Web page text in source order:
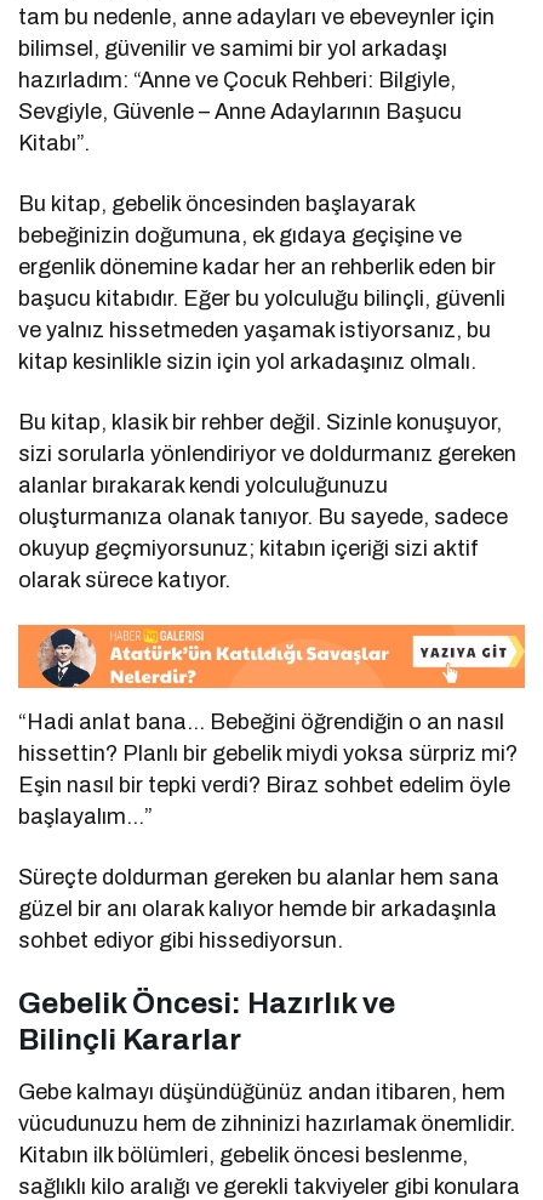
tam bu nedenle, anne adayları ve ebeveynler için
bilimsel, güvenilir ve samimi bir yol arkadaşı
hazırladım: “Anne ve Çocuk Rehberi: Bilgiyle,
Sevgiyle, Güvenle – Anne Adaylarının Başucu
Kitabı”.
Bu kitap, gebelik öncesinden başlayarak
bebeğinizin doğumuna, ek gıdaya geçişine ve
ergenlik dönemine kadar her an rehberlik eden bir
başucu kitabıdır. Eğer bu yolculuğu bilinçli, güvenli
ve yalnız hissetmeden yaşamak istiyorsanız, bu
kitap kesinlikle sizin için yol arkadaşınız olmalı.
Bu kitap, klasik bir rehber değil. Sizinle konuşuyor,
sizi sorularla yönlendiriyor ve doldurmanız gereken
alanlar bırakarak kendi yolculuğunuzu
oluşturmanıza olanak tanıyor. Bu sayede, sadece
okuyup geçmiyorsunuz; kitabın içeriği sizi aktif
olarak sürece katıyor.
“Hadi anlat bana… Bebeğini öğrendiğin o an nasıl
hissettin? Planlı bir gebelik miydi yoksa sürpriz mi?
Eşin nasıl bir tepki verdi? Biraz sohbet edelim öyle
başlayalım…”
Süreçte doldurman gereken bu alanlar hem sana
güzel bir anı olarak kalıyor hemde bir arkadaşınla
sohbet ediyor gibi hissediyorsun.
Gebelik Öncesi: Hazırlık ve
Bilinçli Kararlar
Gebe kalmayı düşündüğünüz andan itibaren, hem
vücudunuzu hem de zihninizi hazırlamak önemlidir.
Kitabın ilk bölümleri, gebelik öncesi beslenme,
sağlıklı kilo aralığı ve gerekli takviyeler gibi konulara